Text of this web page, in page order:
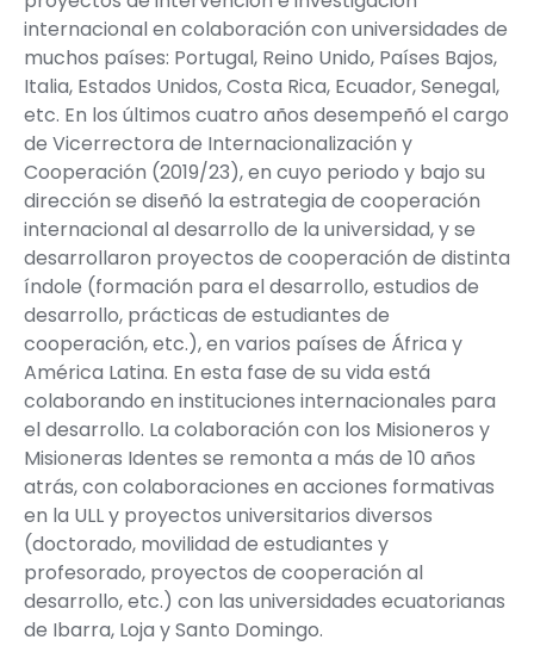
internacional en colaboración con universidades de
muchos países: Portugal, Reino Unido, Países Bajos,
Italia, Estados Unidos, Costa Rica, Ecuador, Senegal,
etc. En los últimos cuatro años desempeñó el cargo
de Vicerrectora de Internacionalización y
Cooperación (2019/23), en cuyo periodo y bajo su
dirección se diseñó la estrategia de cooperación
internacional al desarrollo de la universidad, y se
desarrollaron proyectos de cooperación de distinta
índole (formación para el desarrollo, estudios de
desarrollo, prácticas de estudiantes de
cooperación, etc.), en varios países de África y
América Latina. En esta fase de su vida está
colaborando en instituciones internacionales para
el desarrollo. La colaboración con los Misioneros y
Misioneras Identes se remonta a más de 10 años
atrás, con colaboraciones en acciones formativas
en la ULL y proyectos universitarios diversos
(doctorado, movilidad de estudiantes y
profesorado, proyectos de cooperación al
desarrollo, etc.) con las universidades ecuatorianas
de Ibarra, Loja y Santo Domingo.